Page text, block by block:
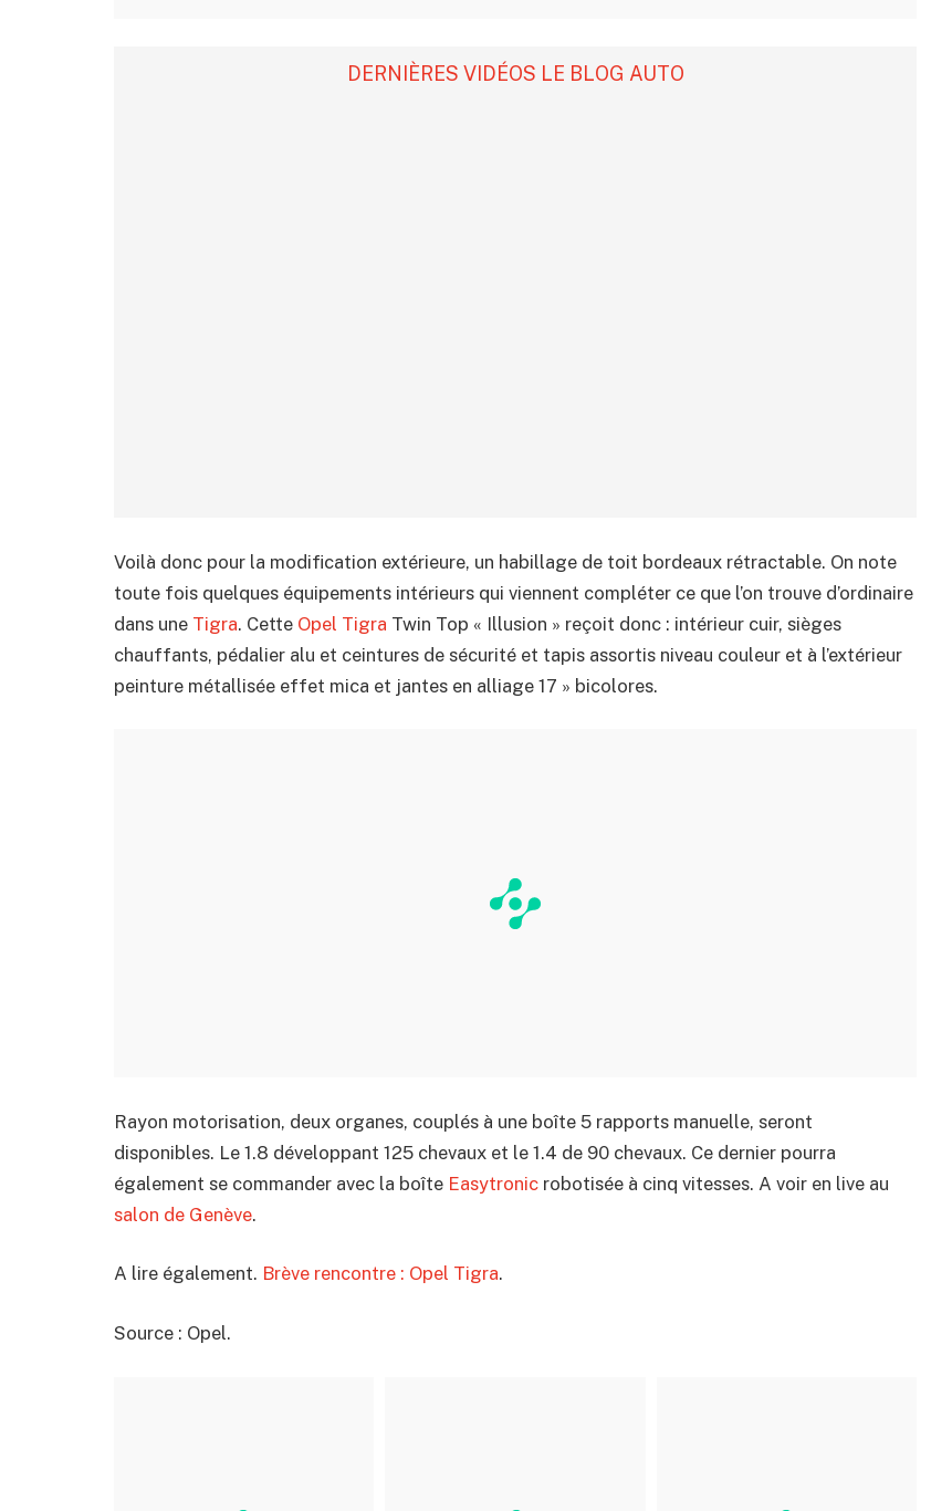
DERNIÈRES VIDÉOS LE BLOG AUTO
Voilà donc pour la modification extérieure, un habillage de toit bordeaux rétractable. On note
toute fois quelques équipements intérieurs qui viennent compléter ce que l’on trouve d’ordinaire
dans une Tigra. Cette Opel Tigra Twin Top « Illusion » reçoit donc : intérieur cuir, sièges
chauffants, pédalier alu et ceintures de sécurité et tapis assortis niveau couleur et à l’extérieur
peinture métallisée effet mica et jantes en alliage 17 » bicolores.
Rayon motorisation, deux organes, couplés à une boîte 5 rapports manuelle, seront
disponibles. Le 1.8 développant 125 chevaux et le 1.4 de 90 chevaux. Ce dernier pourra
également se commander avec la boîte Easytronic robotisée à cinq vitesses. A voir en live au
salon de Genève.
A lire également. Brève rencontre : Opel Tigra.
Source : Opel.